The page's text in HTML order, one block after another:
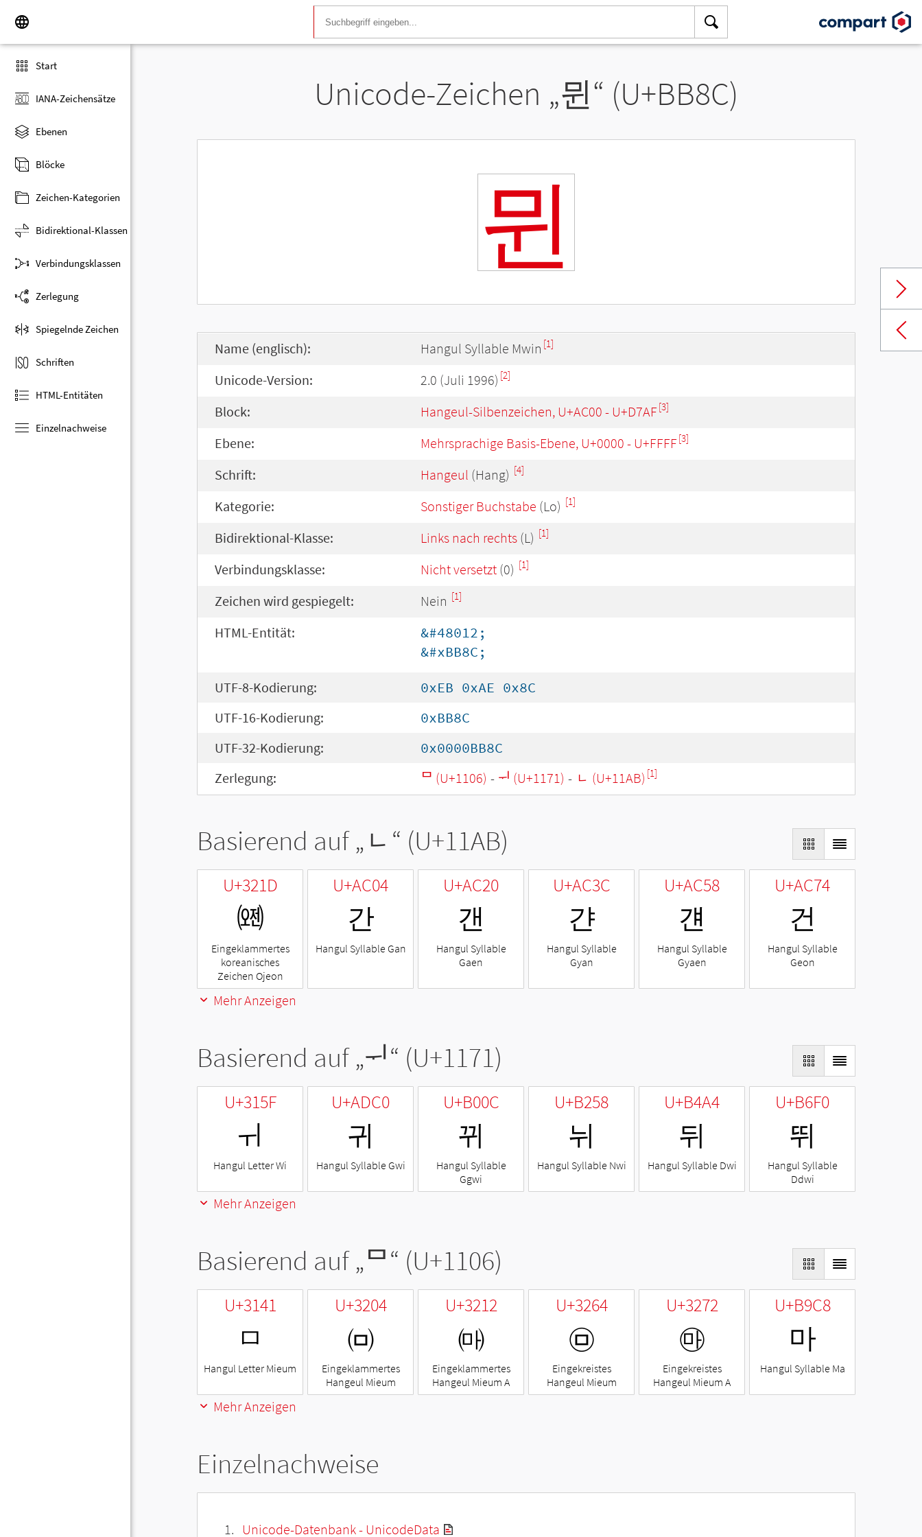
Start
IANA-Zeichensätze
Ebenen
Blöcke
Zeichen-Kategorien
Bidirektional-Klassen
Verbindungsklassen
Zerlegung
Spiegelnde Zeichen
Schriften
HTML-Entitäten
Einzelnachweise
Unicode-Zeichen „뮌“ (U+BB8C)
뮌
Name (englisch): Hangul Syllable Mwin [1]
Unicode-Version: 2.0 (Juli 1996) [2]
Block: Hangeul-Silbenzeichen, U+AC00 - U+D7AF[3]
Ebene: Mehrsprachige Basis-Ebene, U+0000 - U+FFFF[3]
Schrift: Hangeul (Hang) [4]
Kategorie: Sonstiger Buchstabe (Lo) [1]
Bidirektional-Klasse: Links nach rechts (L) [1]
Verbindungsklasse: Nicht versetzt (0) [1]
Zeichen wird gespiegelt: Nein [1]
HTML-Entität:
&#48012;
&#xBB8C;
UTF-8-Kodierung:
0xEB 0xAE 0x8C
UTF-16-Kodierung:
0xBB8C
UTF-32-Kodierung:
0x0000BB8C
Zerlegung:
ᄆ (U+1106) - ᅱ (U+1171) - ᆫ (U+11AB) [1]
Basierend auf „ ᆫ “ (U+11AB)
U+321D
㈝
Eingeklammertes
koreanisches
Zeichen Ojeon
U+AC04
간
Hangul Syllable Gan
U+AC20
갠
Hangul Syllable
Gaen
U+AC3C
갼
Hangul Syllable
Gyan
U+AC58
걘
Hangul Syllable
Gyaen
U+AC74
건
Hangul Syllable
Geon
Mehr Anzeigen
Basierend auf „ᅱ“ (U+1171)
U+315F
ㅟ
Hangul Letter Wi
U+ADC0
귀
Hangul Syllable Gwi
U+B00C
뀌
Hangul Syllable
Ggwi
U+B258
뉘
Hangul Syllable Nwi
U+B4A4
뒤
Hangul Syllable Dwi
U+B6F0
뛰
Hangul Syllable
Ddwi
Mehr Anzeigen
Basierend auf „ᄆ“ (U+1106)
U+3141
ㅁ
Hangul Letter Mieum
U+3204
㈄
Eingeklammertes
Hangeul Mieum
U+3212
㈒
Eingeklammertes
Hangeul Mieum A
U+3264
㉤
Eingekreistes
Hangeul Mieum
U+3272
㉲
Eingekreistes
Hangeul Mieum A
U+B9C8
마
Hangul Syllable Ma
Mehr Anzeigen
Einzelnachweise
Unicode-Datenbank - UnicodeData